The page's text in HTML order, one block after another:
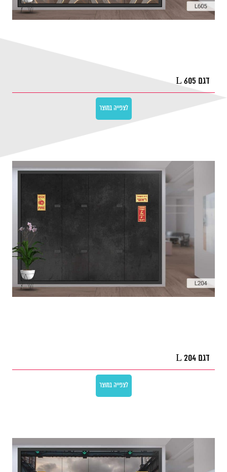
דגם L 605
לצפייה במוצר
דגם L 204
לצפייה במוצר